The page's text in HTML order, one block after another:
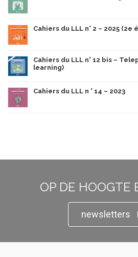
Cahiers du LLL n° 2 – 2025 (2e
Cahiers du LLL n° 12 bis –
learning)
Cahiers du LLL n ° 14 – 2023
OP DE HOOGTE
newsletters